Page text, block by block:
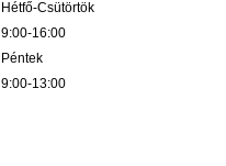
Hétfő-Csütörtök
9:00-16:00
Péntek
9:00-13:00